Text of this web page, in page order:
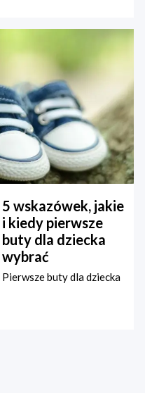
5 wskazówek, jakie
i kiedy pierwsze
buty dla dziecka
wybrać
Pierwsze buty dla dziecka